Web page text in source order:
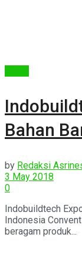
Bahan
by Redaksi
3 May 2018
0
Indobuildtech
Indonesia
beragam produk...